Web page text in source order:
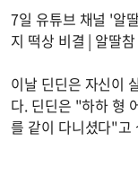
7일 유튜브 채널 '알
지 떡상 비결 | 알딸
이날 딘딘은 자신이
다. 딘딘은 "하하 형
를 같이 다니셨다"고